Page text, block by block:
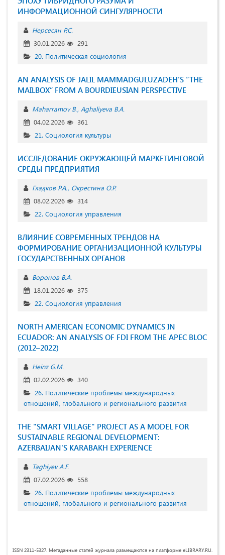
ИНФОРМАЦИОННОЙ СИНГУЛЯРНОСТИ
Нерсесян Р.С.
30.01.2026
291
20. Политическая социология
AN ANALYSIS OF JALIL MAMMADGULUZADEH’S “THE
MAILBOX” FROM A BOURDIEUSIAN PERSPECTIVE
Maharramov B. Aghaliyeva B.A.
04.02.2026
361
21. Социология культуры
ИССЛЕДОВАНИЕ ОКРУЖАЮЩЕЙ МАРКЕТИНГОВОЙ
СРЕДЫ ПРЕДПРИЯТИЯ
Гладков Р.А. Окрестина О.Р.
08.02.2026
314
22. Социология управления
ВЛИЯНИЕ СОВРЕМЕННЫХ ТРЕНДОВ НА
ФОРМИРОВАНИЕ ОРГАНИЗАЦИОННОЙ КУЛЬТУРЫ
ГОСУДАРСТВЕННЫХ ОРГАНОВ
Воронов В.А.
18.01.2026
375
22. Социология управления
NORTH AMERICAN ECONOMIC DYNAMICS IN
ECUADOR: AN ANALYSIS OF FDI FROM THE APEC BLOC
(2012–2022)
Heinz G.M.
02.02.2026
340
26. Политические проблемы международных
отношений, глобального и регионального развития
THE "SMART VILLAGE" PROJECT AS A MODEL FOR
SUSTAINABLE REGIONAL DEVELOPMENT:
AZERBAIJAN'S KARABAKH EXPERIENCE
Taghiyev A.F.
07.02.2026
558
26. Политические проблемы международных
отношений, глобального и регионального развития
ISSN 2311-5327. Метаданные статей журнала размещаются на платформе eLIBRARY.RU.